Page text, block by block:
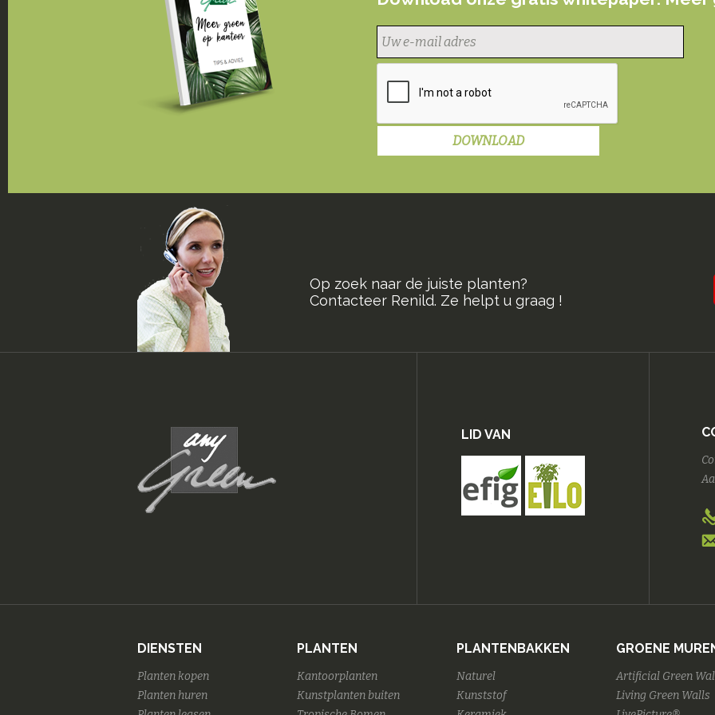
Op zoek naar de juiste planten?
Contacteer Renild. Ze helpt u graag !
LID VAN
DIENSTEN
Planten kopen
Planten huren
PLANTEN
Kantoorplanten
Kunstplanten buiten
PLANTENBAKKEN
Naturel
Kunststof
GROENE
Artificial Green
Living Green Walls